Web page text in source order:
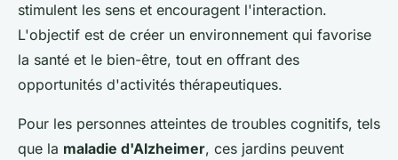
stimulent les sens et encouragent l'interaction.
L'objectif est de créer un environnement qui favorise
la santé et le bien-être, tout en offrant des
opportunités d'activités thérapeutiques.
Pour les personnes atteintes de troubles cognitifs, tels
que la maladie d'Alzheimer, ces jardins peuvent